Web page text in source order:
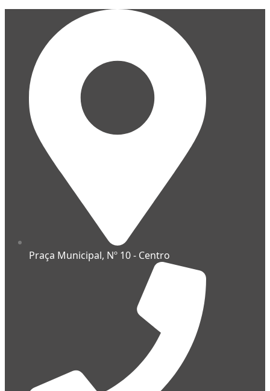
Praça Municipal, Nº 10 - Centro